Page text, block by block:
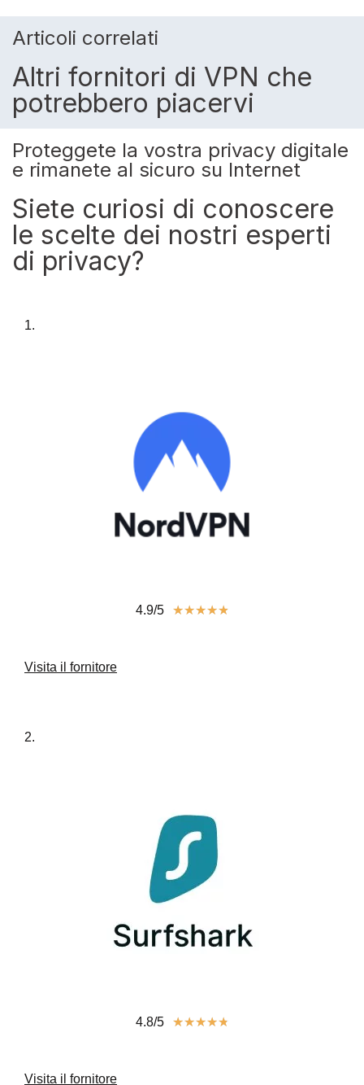
Articoli correlati
Altri fornitori di VPN che
potrebbero piacervi
Proteggete la vostra privacy digitale
e rimanete al sicuro su Internet
Siete curiosi di conoscere
le scelte dei nostri esperti
di privacy?
1.
4.9/5 ★★★★★
Visita il fornitore
2.
4.8/5 ★★★★★
Visita il fornitore